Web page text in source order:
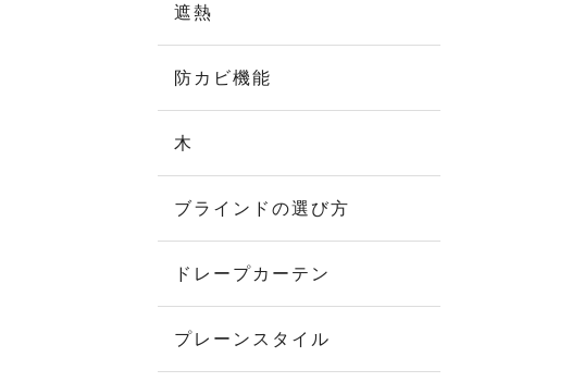
遮熱
防カビ機能
木
ブラインドの選び方
ドレープカーテン
プレーンスタイル